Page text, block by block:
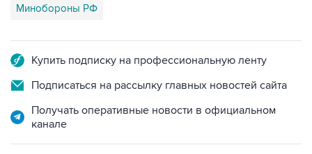
Минобороны РФ
Купить подписку на профессиональную ленту
Подписаться на рассылку главных новостей сайта
Получать оперативные новости в официальном
канале